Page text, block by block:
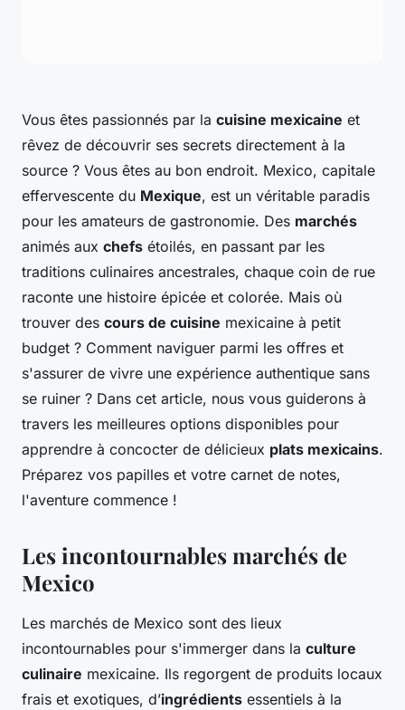
Vous êtes passionnés par la cuisine mexicaine et
rêvez de découvrir ses secrets directement à la
source ? Vous êtes au bon endroit. Mexico, capitale
effervescente du Mexique, est un véritable paradis
pour les amateurs de gastronomie. Des marchés
animés aux chefs étoilés, en passant par les
traditions culinaires ancestrales, chaque coin de rue
raconte une histoire épicée et colorée. Mais où
trouver des cours de cuisine mexicaine à petit
budget ? Comment naviguer parmi les offres et
s'assurer de vivre une expérience authentique sans
se ruiner ? Dans cet article, nous vous guiderons à
travers les meilleures options disponibles pour
apprendre à concocter de délicieux plats mexicains.
Préparez vos papilles et votre carnet de notes,
l'aventure commence !
Les incontournables marchés de
Mexico
Les marchés de Mexico sont des lieux
incontournables pour s'immerger dans la culture
culinaire mexicaine. Ils regorgent de produits locaux
frais et exotiques, d’ingrédients essentiels à la